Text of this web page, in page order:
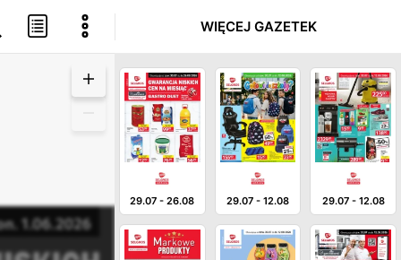
WIĘCEJ GAZETEK
29.07 -26.08 29.07- 12.08 29.07- 12.08